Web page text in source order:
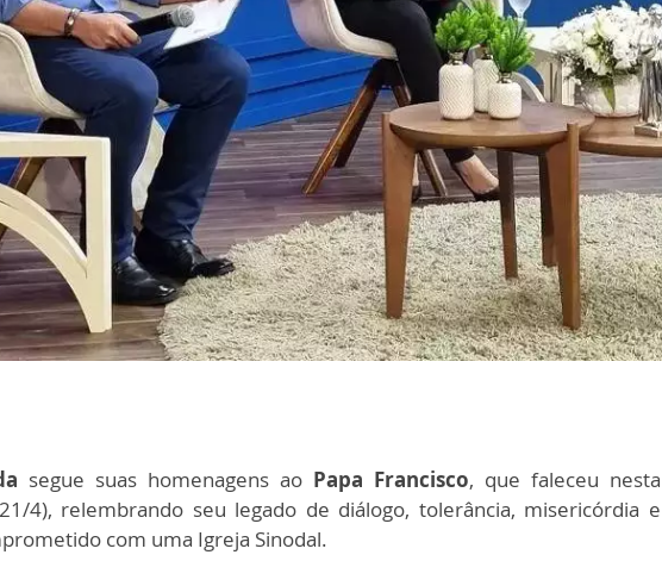
segue suas homenagens ao Papa Francisco, que faleceu nesta
4), relembrando seu legado de diálogo, tolerância, misericórdia e
com uma Igreja Sinodal.